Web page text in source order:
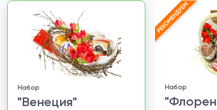
Набор
"Венеция"
Набор